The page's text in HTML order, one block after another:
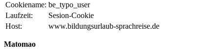
Cookiename: be_typo_user
Laufzeit:
Sesion-Cookie
Host:
www.bildungsurlaub-sprachreise.de
Matomao